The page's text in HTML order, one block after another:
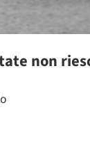
non